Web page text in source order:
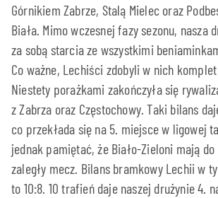
Górnikiem Zabrze, Stalą Mielec oraz
Biała. Mimo wczesnej fazy sezonu, nasza
za sobą starcia ze wszystkimi
Co ważne, Lechiści zdobyli w nich
Niestety porażkami zakończyła się
z Zabrza oraz Częstochowy. Taki bilans
co przekłada się na 5. miejsce w ligowej
jednak pamiętać, że Biało-Zieloni mają
zaległy mecz. Bilans bramkowy Lechii w
to 10:8. 10 trafień daje naszej drużynie 4.